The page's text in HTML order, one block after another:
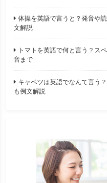
体操を英語で言うと？発音や
文解説
トマトを英語で何と言う？ス
音まで
キャベツは英語でなんて言う
も例文解説